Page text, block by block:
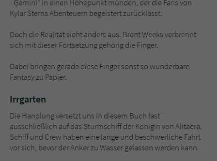
- Gemini“ in einen Höhepunkt münden, der die Fans von
Kylar Sterns Abenteuern begeistert zurücklässt.
Doch die Realität sieht anders aus. Brent Weeks verbrennt
sich mit dieser Fortsetzung gehörig die Finger.
Dabei bringen gerade diese Finger sonst so wunderbare
Fantasy zu Papier.
Irrgarten
Die Handlung versetzt uns in diesem Buch fast
ausschließlich auf das Sturmschiff der Königin von Alitaera.
Schiff und Crew haben eine lange und beschwerliche Fahrt
vor sich, bevor der Anker zu Wasser gelassen werden kann.
Sicherheitscode des Kontaktformulars zu
überprüfen.